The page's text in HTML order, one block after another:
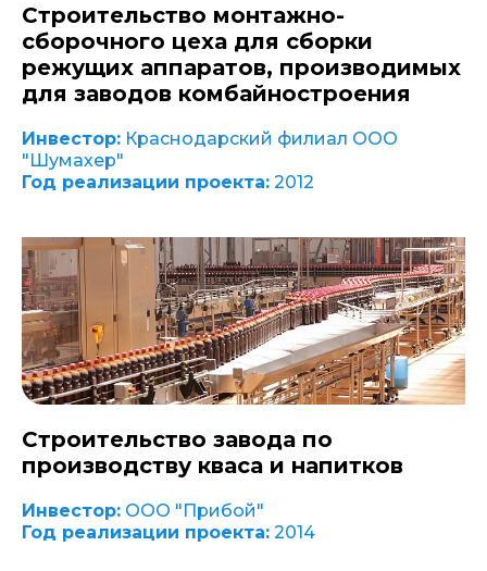
Строительство монтажно-
сборочного цеха для сборки
режущих аппаратов, производимых
для заводов комбайностроения
Инвестор: Краснодарский филиал ООО
"Шумахер"
Год реализации проекта: 2012
Строительство завода по
производству кваса и напитков
Инвестор: ООО "Прибой"
Год реализации проекта: 2014